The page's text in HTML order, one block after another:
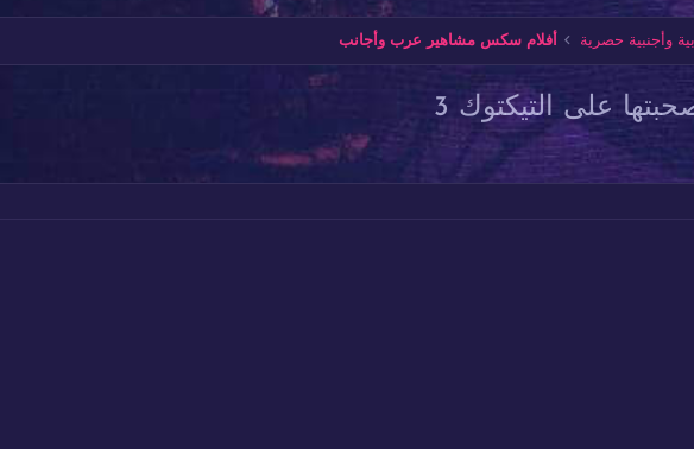
وأجنبية حصرية أفلام سكس مشاهير عرب وأجانب
على التيكتوك 3